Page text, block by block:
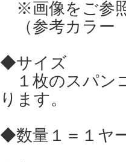
※画像をご参
（参考カラ
◆サイズ
１枚のスパン
ります。
◆数量１＝１ヤ